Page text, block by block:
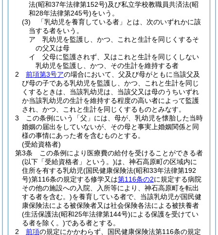
法(昭和37年法律第152号)及び私立学校教職員共済法(昭
和28年法律第245号)をいう。
(3)
「乳幼児を養育している者」とは、次のいずれかに該
当する者をいう。
ア
乳幼児を監護し、かつ、これと生計を同じくするそ
の父又は母
イ
父母に監護されず、又はこれと生計を同じくしない
乳幼児を監護し、かつ、その生計を維持する者
2
前項第3号アの場合において、父及び母がともに当該父及
び母の子である乳幼児を監護し、かつ、これと生計を同じ
くするときは、当該乳幼児は、当該父又は母のうちいずれ
か当該乳幼児の生計を維持する程度の高い者によって監護
され、かつ、これと生計を同じくするものとみなす。
3
この条例にいう「父」には、母が、乳幼児を懐胎した当時
婚姻の届出をしていないが、その母と事実上婚姻関係と同
様の事情にあった者を含むものとする。
(受給資格者)
第3条
この条例により医療費の給付を受けることができる者
(以下「受給資格者」という。)は、神石高原町の区域内に
住所を有する乳幼児(国民健康保険法(昭和33年法律第192
号)第116条の規定する修学又は第116条の2に規定する病院
その他の施設への入院、入所等により、神石高原町を転出
する者を含む。)を養育している者で、当該乳幼児が国民健
康保険法による被保険者又は社会保険各法による被扶養者
(生活保護法(昭和25年法律第144号)による保護を受けてい
る者を除く。)である者とする。
2
前項の規定にかかわらず、国民健康保険法第116条の規定